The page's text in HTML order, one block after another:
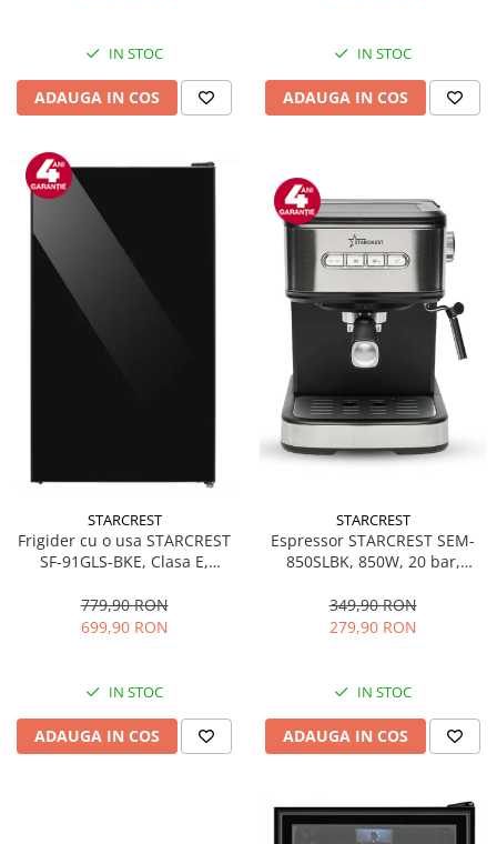
IN STOC
ADAUGA IN COS
IN STOC
ADAUGA IN COS
STARCREST
Frigider cu o usa STARCREST
SF-91GLS-BKE, Clasa E,
interioara, H 83 cm, Sticla
Neagra
779,90 RON
699,90 RON
IN STOC
ADAUGA IN COS
STARCREST
Espressor STARCREST SEM-
850SLBK, 850W, 20 bar,
dispozitiv spumare, filtru
dublu din inox, Negru/Inox
349,90 RON
279,90 RON
IN STOC
ADAUGA IN COS